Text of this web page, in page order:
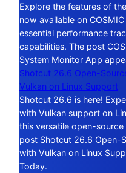
Explore the features of
now available on
essential performance
capabilities. The post
System Monitor App
Shotcut 26.6 Open-
Vulkan on Linux Support
Shotcut 26.6 is here!
with Vulkan support on
this versatile open-
post Shotcut 26.6 Open-
with Vulkan on Linux
Today.